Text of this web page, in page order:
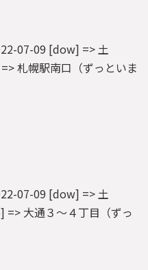
07-09 [dow] => 土
札幌駅南口（ずっといま
07-09 [dow] => 土
大通３～４丁目（ずっ